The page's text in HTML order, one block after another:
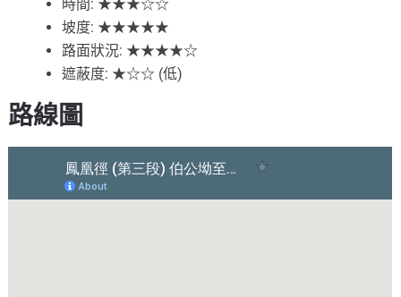
時間: ★★★☆☆
坡度: ★★★★★
路面狀況: ★★★★☆
遮蔽度: ★☆☆ (低)
路線圖